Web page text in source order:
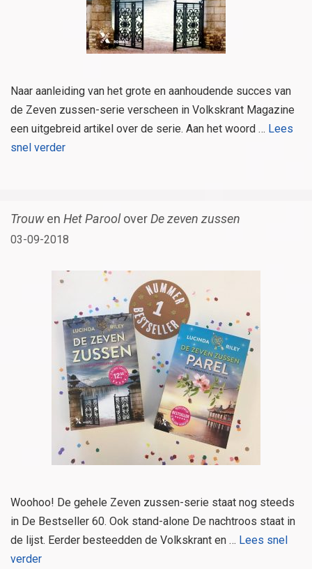
Naar aanleiding van het grote en aanhoudende succes van
de Zeven zussen-serie verscheen in Volkskrant Magazine
een uitgebreid artikel over de serie. Aan het woord … Lees
snel verder
Trouwen Het ParooloverDe zeven zussen
03-09-2018
Woohoo! De gehele Zeven zussen-serie staat nog steeds
in De Bestseller 60. Ook stand-alone De nachtroos staat in
de lijst. Eerder besteedden de Volkskrant en … Lees snel
verder